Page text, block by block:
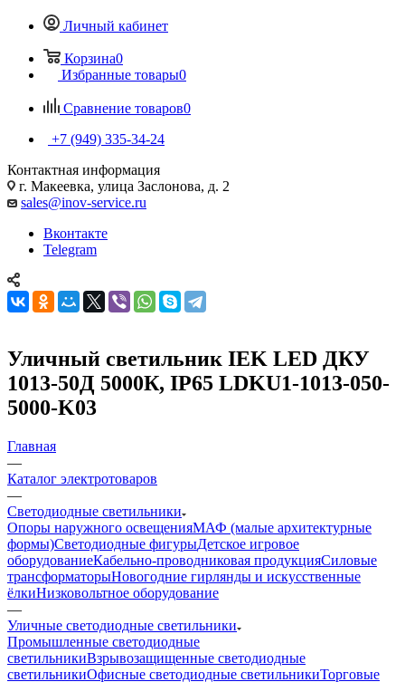
Личный кабинет
Корзина0
Избранные товары0
Сравнение товаров0
+7 (949) 335-34-24
Контактная информация
г. Макеевка, улица Заслонова, д. 2
sales@inov-service.ru
Вконтакте
Telegram
Уличный светильник IEK LED ДКУ
1013-50Д 5000К, IP65 LDKU1-1013-050-
5000-K03
Главная
—
Каталог электротоваров
—
Светодиодные светильники
Опоры наружного освещенияМАФ (малые архитектурные
формы)Светодиодные фигурыДетское игровое
оборудованиеКабельно-проводниковая продукцияСиловые
трансформаторыНовогодние гирлянды и искусственные
ёлкиНизковольтное оборудование
—
Уличные светодиодные светильники
Промышленные светодиодные
светильникиВзрывозащищенные светодиодные
светильникиОфисные светодиодные светильникиТорговые